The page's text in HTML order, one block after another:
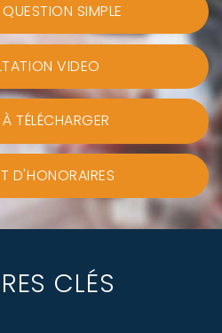
SIMPLE
VIDEO
TÉLÉCHARGER
D'HONORAIRES
CLÉS